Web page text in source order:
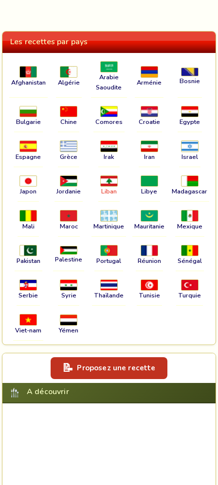
Les recettes par pays
Afghanistan Algérie
Arabie
Saoudite
Arménie Bosnie
Bulgarie Chine Comores Croatie Egypte
Espagne Grèce Irak Iran Israel
Japon Jordanie Liban Libye Madagascar
Mali Maroc Martinique Mauritanie Mexique
Pakistan Palestine Portugal Réunion Sénégal
Serbie Syrie Thaïlande Tunisie Turquie
Viet-nam Yémen
Proposez une recette
A découvrir